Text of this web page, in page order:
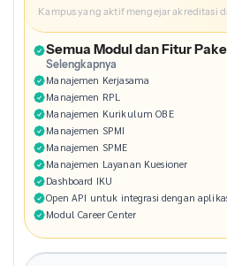
Kampus yang aktif mengejar akreditasi
Semua Modul dan Fitur
Selengkapnya
Manajemen Kerjasama
Manajemen RPL
Manajemen Kurikulum OBE
Manajemen SPMI
Manajemen SPME
Manajemen Layanan Kuesioner
Dashboard IKU
Open API untuk integrasi dengan
Modul Career Center